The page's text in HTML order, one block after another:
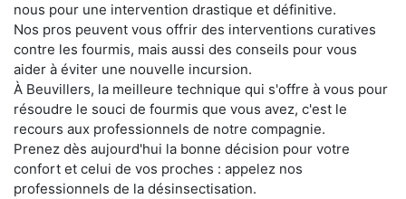
nous pour une intervention drastique et définitive.
Nos pros peuvent vous offrir des interventions curatives
contre les fourmis, mais aussi des conseils pour vous
aider à éviter une nouvelle incursion.
À Beuvillers, la meilleure technique qui s'offre à vous pour
résoudre le souci de fourmis que vous avez, c'est le
recours aux professionnels de notre compagnie.
Prenez dès aujourd'hui la bonne décision pour votre
confort et celui de vos proches : appelez nos
professionnels de la désinsectisation.